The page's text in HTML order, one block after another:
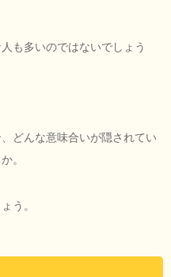
も多いのではないでしょう
どんな意味合いが隠されてい
。
う。